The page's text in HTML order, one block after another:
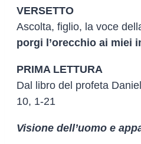
VERSETTO
Ascolta, figlio, la voce
porgi l’orecchio ai miei
PRIMA LETTURA
Dal libro del profeta
10, 1-21
Visione dell’uomo e